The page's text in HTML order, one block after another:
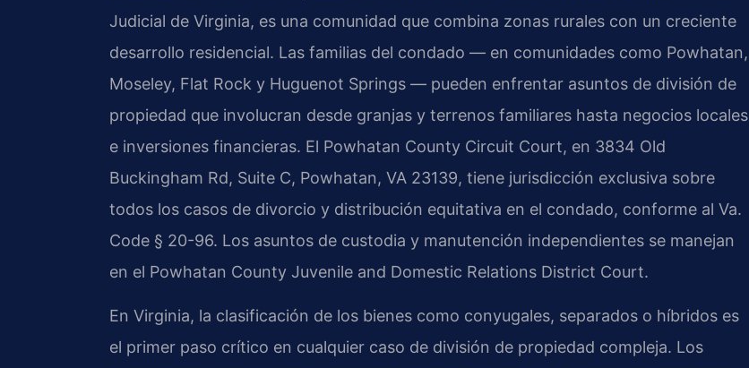
Judicial de Virginia, es una comunidad que combina zonas rurales con un creciente
desarrollo residencial. Las familias del condado — en comunidades como Powhatan,
Moseley, Flat Rock y Huguenot Springs — pueden enfrentar asuntos de división de
propiedad que involucran desde granjas y terrenos familiares hasta negocios locales
e inversiones financieras. El Powhatan County Circuit Court, en 3834 Old
Buckingham Rd, Suite C, Powhatan, VA 23139, tiene jurisdicción exclusiva sobre
todos los casos de divorcio y distribución equitativa en el condado, conforme al Va.
Code § 20-96. Los asuntos de custodia y manutención independientes se manejan
en el Powhatan County Juvenile and Domestic Relations District Court.
En Virginia, la clasificación de los bienes como conyugales, separados o híbridos es
el primer paso crítico en cualquier caso de división de propiedad compleja. Los